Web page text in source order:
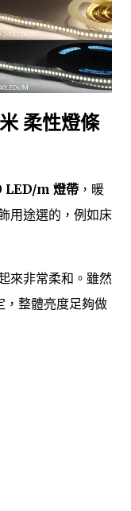
柔性燈條
LED/m 燈帶 ，暖
用途選的，例如床
來非常柔和。雖然
，整體亮度足夠做